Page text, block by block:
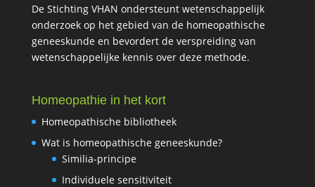
De Stichting VHAN ondersteunt wetenschappelijk
onderzoek op het gebied van de homeopathische
geneeskunde en bevordert de verspreiding van
wetenschappelijke kennis over deze methode.
Homeopathie in het kort
Homeopathische bibliotheek
Wat is homeopathische geneeskunde?
Similia-principe
Individuele sensitiviteit